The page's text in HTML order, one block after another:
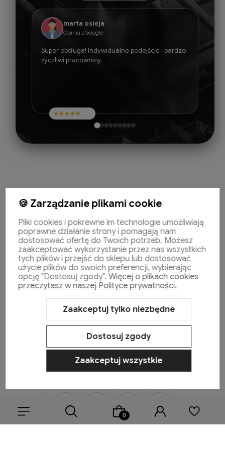
marta osieja
Opinia z Google
Super obsługa! Indywidualne podejście i bardzo
życzliwi pracownicy.
★★★★★
Pomoc
Moje konto
Płatności i dostawa
Informacje
🍪 Zarządzanie plikami cookie
Pliki cookies i pokrewne im technologie umożliwiają
poprawne działanie strony i pomagają nam
dostosować ofertę do Twoich potrzeb. Możesz
zaakceptować wykorzystanie przez nas wszystkich
tych plików i przejść do sklepu lub dostosować
użycie plików do swoich preferencji, wybierając
opcję "Dostosuj zgody". Więcej o plikach cookies
przeczytasz w naszej Polityce prywatności.
Zaakceptuj tylko niezbędne
Dostosuj zgody
Zaakceptuj wszystkie